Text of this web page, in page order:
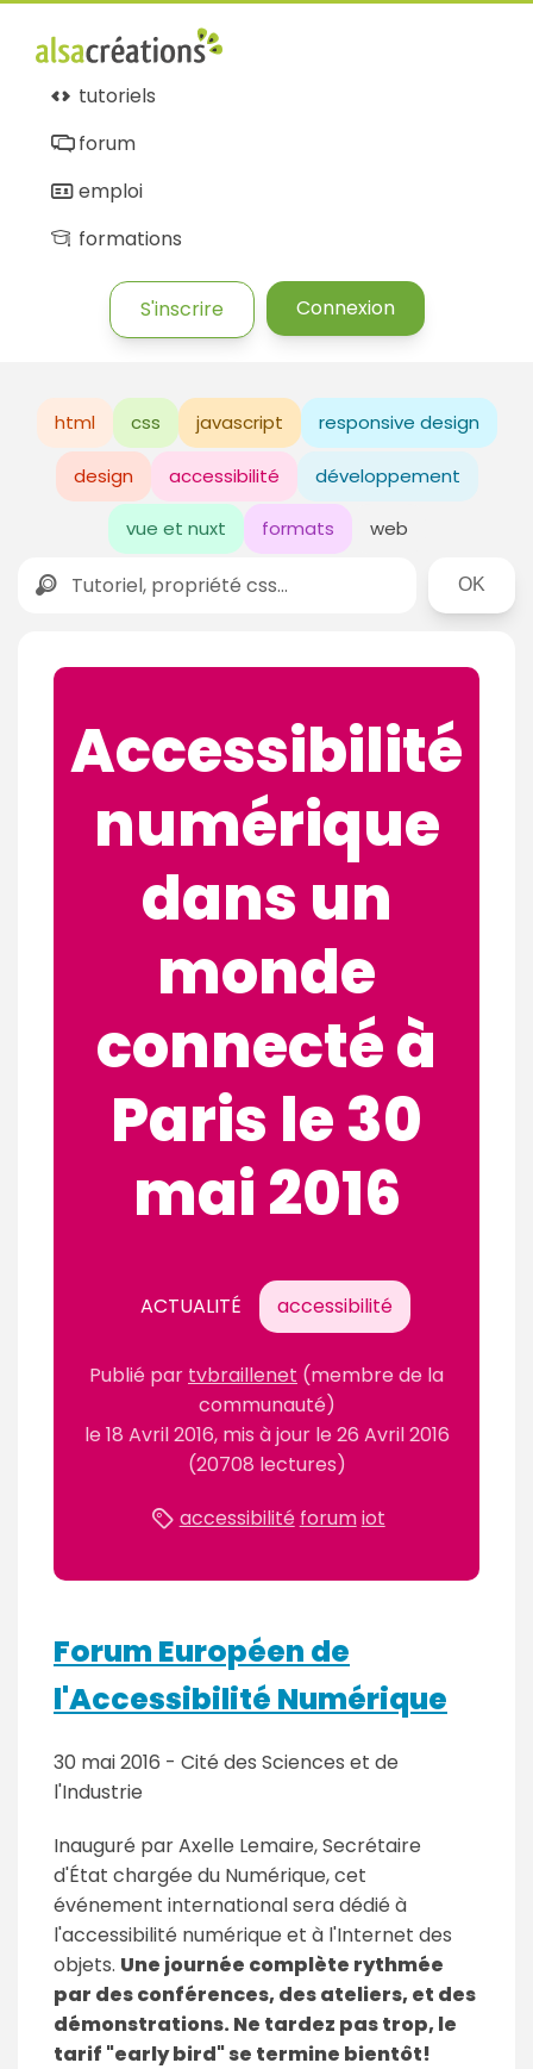
tutoriels
forum
emploi
formations
S'inscrire Connexion
html css javascript responsive design
design accessibilité développement
vue et nuxt formats web
Rechercher
Accessibilité
numérique
dans un
monde
connecté à
Paris le 30
mai 2016
ACTUALITÉ accessibilité
Publié par tvbraillenet (membre de la
communauté)
le18 Avril 2016, mis à jour le26 Avril 2016
(20708 lectures)
accessibilité forumiot
Forum Européen de
l'Accessibilité Numérique
30 mai 2016 - Cité des Sciences et de
l'Industrie
Inauguré par Axelle Lemaire, Secrétaire
d'État chargée du Numérique, cet
événement international sera dédié à
l'accessibilité numérique et à l'Internet des
objets. Une journée complète rythmée
par des conférences, des ateliers, et des
démonstrations. Ne tardez pas trop, le
tarif "early bird" se termine bientôt!